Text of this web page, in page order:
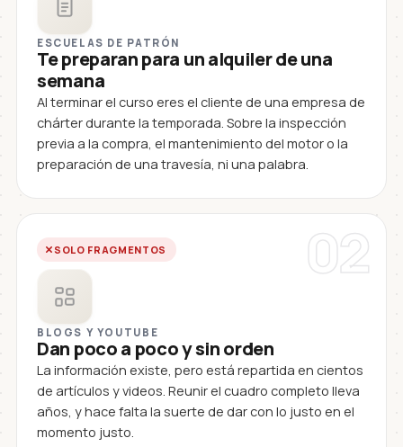
ESCUELAS DE PATRÓN
Te preparan para un alquiler de una
semana
Al terminar el curso eres el cliente de una empresa de
chárter durante la temporada. Sobre la inspección
previa a la compra, el mantenimiento del motor o la
preparación de una travesía, ni una palabra.
02
SOLO FRAGMENTOS
BLOGS Y YOUTUBE
Dan poco a poco y sin orden
La información existe, pero está repartida en cientos
de artículos y videos. Reunir el cuadro completo lleva
años, y hace falta la suerte de dar con lo justo en el
momento justo.